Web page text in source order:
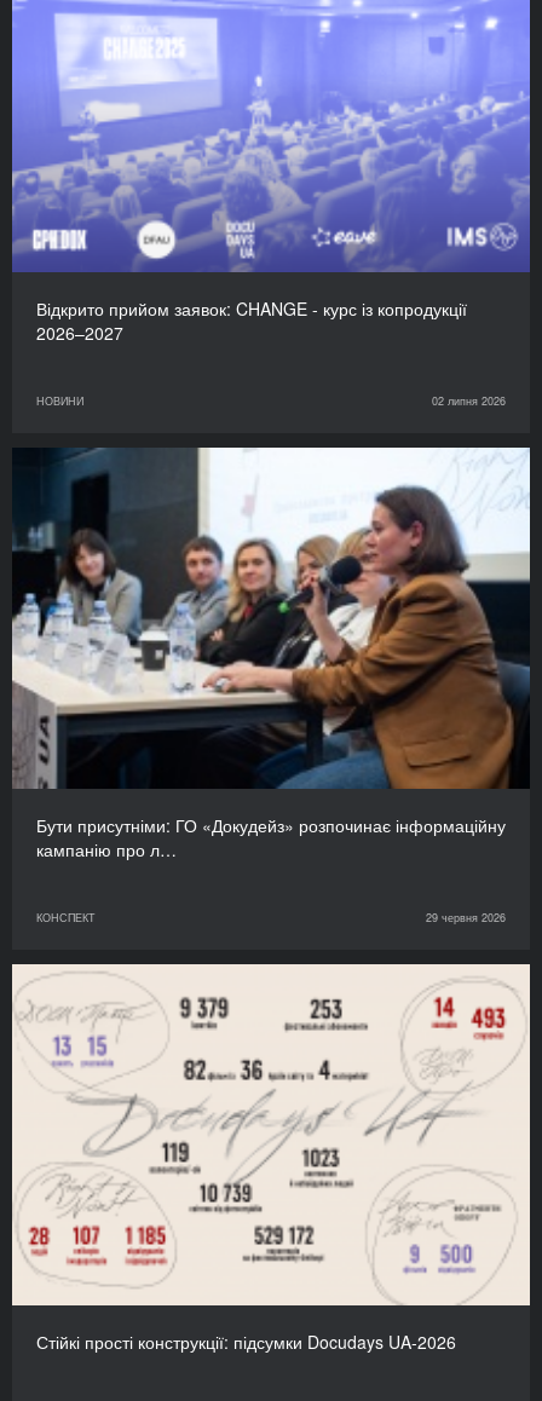
Відкрито прийом заявок: CHANGE - курс із копродукції
2026–2027
НОВИНИ 02 липня 2026
Бути присутніми: ГО «Докудейз» розпочинає інформаційну
кампанію про л…
КОНСПЕКТ 29 червня 2026
Стійкі прості конструкції: підсумки Docudays UA-2026